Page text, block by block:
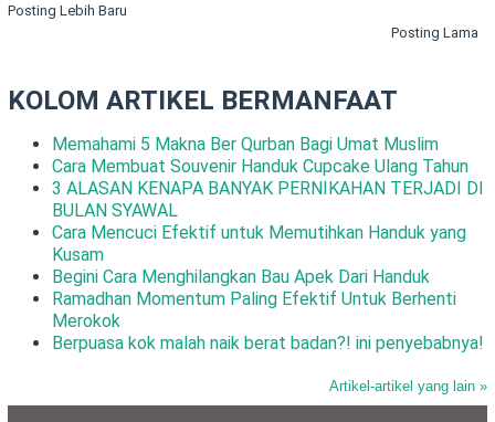
Posting Lebih Baru
Posting Lama
KOLOM ARTIKEL BERMANFAAT
Memahami 5 Makna Ber Qurban Bagi Umat Muslim
Cara Membuat Souvenir Handuk Cupcake Ulang Tahun
3 ALASAN KENAPA BANYAK PERNIKAHAN TERJADI DI
BULAN SYAWAL
Cara Mencuci Efektif untuk Memutihkan Handuk yang
Kusam
Begini Cara Menghilangkan Bau Apek Dari Handuk
Ramadhan Momentum Paling Efektif Untuk Berhenti
Merokok
Berpuasa kok malah naik berat badan?! ini penyebabnya!
Artikel-artikel yang lain »